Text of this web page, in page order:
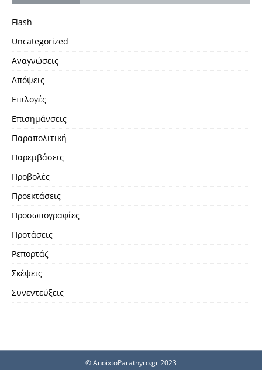
Flash
Uncategorized
Αναγνώσεις
Απόψεις
Επιλογές
Επισημάνσεις
Παραπολιτική
Παρεμβάσεις
Προβολές
Προεκτάσεις
Προσωπογραφίες
Προτάσεις
Ρεπορτάζ
Σκέψεις
Συνεντεύξεις
© AnoixtoParathyro.gr 2023